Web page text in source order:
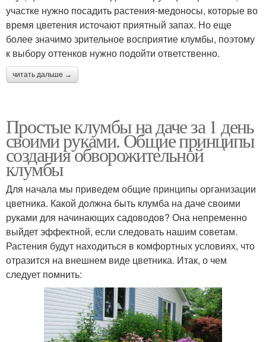
участке нужно посадить растения-медоносы, которые во
время цветения источают приятный запах. Но еще
более значимо зрительное восприятие клумбы, поэтому
к выбору оттенков нужно подойти ответственно.
читать дальше →
Простые клумбы на даче за 1 день
своими руками. Общие принципы
создания обворожительной
клумбы
Для начала мы приведем общие принципы организации
цветника. Какой должна быть клумба на даче своими
руками для начинающих садоводов? Она непременно
выйдет эффектной, если следовать нашим советам.
Растения будут находиться в комфортных условиях, что
отразится на внешнем виде цветника. Итак, о чем
следует помнить: